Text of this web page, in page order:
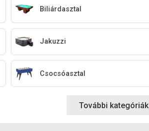
Biliárdasztal
Jakuzzi
Csocsóasztal
További kategóriák